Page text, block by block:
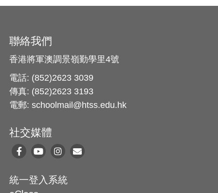
聯絡我們
香港將軍澳調景嶺勤學里4號
電話: (852)2623 3039
傳真: (852)2623 3193
電郵: schoolmail@htss.edu.hk
社交媒體
統一登入系統